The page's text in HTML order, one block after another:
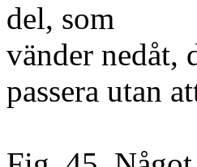
del, som
vänder nedåt,
passera utan